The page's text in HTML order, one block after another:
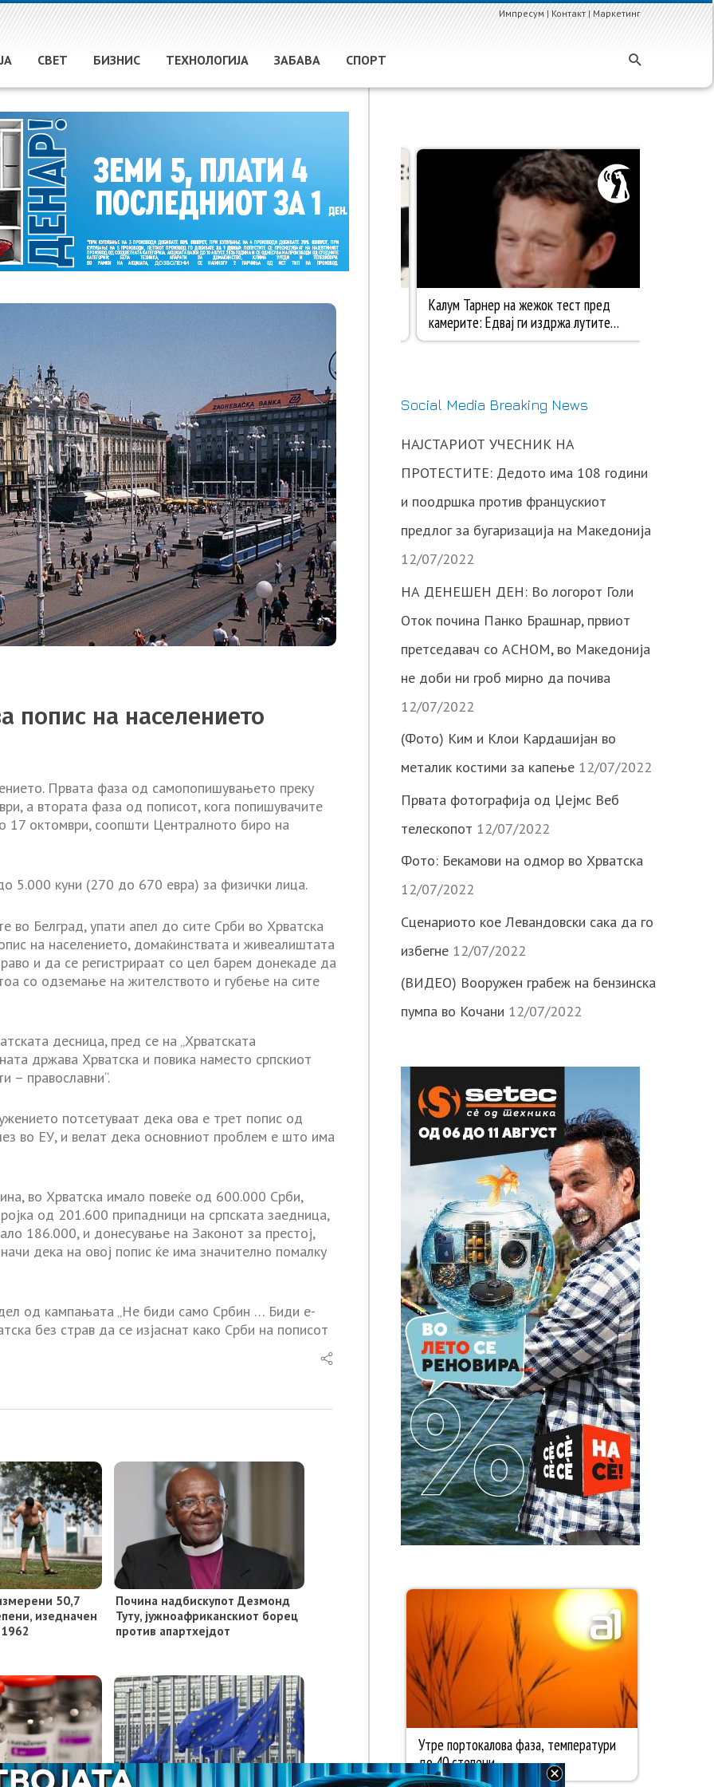
Импресум|Контакт|Маркетинг
СВЕТ БИЗНИС ТЕХНОЛОГИЈА ЗАБАВА СПОРТ
попис на населението
Првата фаза од самопопишувањето преку
а втората фаза од пописот, кога попишувачите
17 октомври, соопшти Централното биро на
5.000 куни (270 до 670 евра) за физички лица.
Белград, упати апел до сите Срби во Хрватска
на населението, домаќинствата и живеалиштата
и да се регистрираат со цел барем донекаде да
со одземање на жителството и губење на сите
десница, пред се на „Хрватската
држава Хрватска и повика наместо српскиот
– православни“.
потсетуваат дека ова е трет попис од
во ЕУ, и велат дека основниот проблем е што има
во Хрватска имало повеќе од 600.000 Срби,
од 201.600 припадници на српската заедница,
186.000, и донесување на Законот за престој,
дека на овој попис ќе има значително помалку
од кампањата „Не биди само Србин … Биди е-
без страв да се изјаснат како Срби на пописот
50,7
изедначен
Почина надбискупот Дезмонд
Туту, јужноафриканскиот борец
против апартхејдот
Social Media Breaking News
НАЈСТАРИОТ УЧЕСНИК НА
ПРОТЕСТИТЕ: Дедото има 108 години
и поодршка против францускиот
предлог за бугаризација на Македонија
12/07/2022
НА ДЕНЕШЕН ДЕН: Во логорот Голи
Оток почина Панко Брашнар, првиот
претседавач со АСНОМ, во Македонија
не доби ни гроб мирно да почива
12/07/2022
(Фото) Ким и Клои Кардашијан во
металик костими за капење 12/07/2022
Првата фотографија од Џејмс Веб
телескопот 12/07/2022
Фото: Бекамови на одмор во Хрватска
12/07/2022
Сценариото кое Левандовски сака да го
избегне 12/07/2022
(ВИДЕО) Вооружен грабеж на бензинска
пумпа во Кочани 12/07/2022